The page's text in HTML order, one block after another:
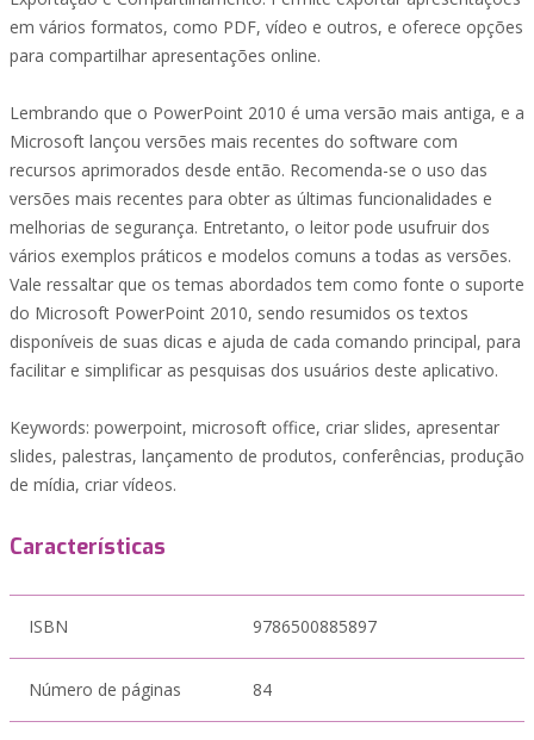
em vários formatos, como PDF, vídeo e outros, e oferece opções
para compartilhar apresentações online.
Lembrando que o PowerPoint 2010 é uma versão mais antiga, e a
Microsoft lançou versões mais recentes do software com
recursos aprimorados desde então. Recomenda-se o uso das
versões mais recentes para obter as últimas funcionalidades e
melhorias de segurança. Entretanto, o leitor pode usufruir dos
vários exemplos práticos e modelos comuns a todas as versões.
Vale ressaltar que os temas abordados tem como fonte o suporte
do Microsoft PowerPoint 2010, sendo resumidos os textos
disponíveis de suas dicas e ajuda de cada comando principal, para
facilitar e simplificar as pesquisas dos usuários deste aplicativo.
Keywords: powerpoint, microsoft office, criar slides, apresentar
slides, palestras, lançamento de produtos, conferências, produção
de mídia, criar vídeos.
Características
ISBN 9786500885897
Número de páginas 84